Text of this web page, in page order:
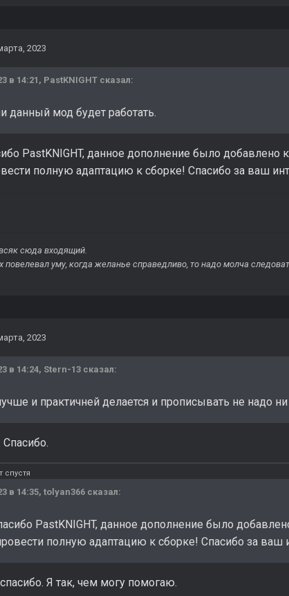
2023
в 14:21, PastKNIGHT сказал:
данный мод будет работать.
PastKNIGHT, данное дополнение было добавлено
полную адаптацию к сборке! Спасибо за ваш
сюда входящий.
повелевал уму, когда желанье справедливо, то надо молча
2023
в 14:24, Stern-13 сказал:
и практичней делается и прописывать не надо
Спасибо.
спустя
в 14:35, tolyan366 сказал:
PastKNIGHT, данное дополнение было
полную адаптацию к сборке! Спасибо за ваш
Я так, чем могу помогаю.